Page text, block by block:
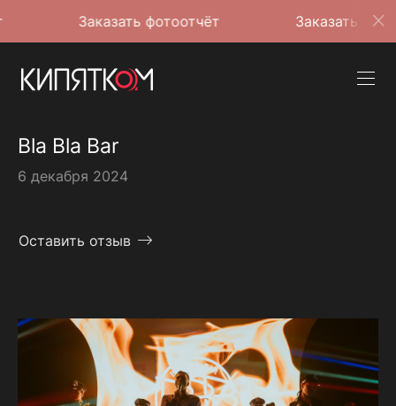
Заказать фотоотчёт Заказать фотоотчёт
Bla Bla Bar
6 декабря 2024
Оставить отзыв